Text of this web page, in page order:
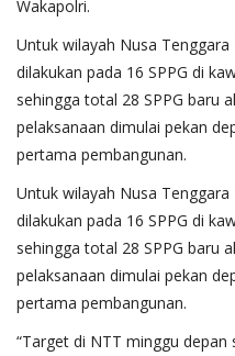
Wakapolri.
Untuk wilayah Nusa
dilakukan pada 16 SPPG di
sehingga total 28 SPPG baru
pelaksanaan dimulai pekan
pertama pembangunan.
Untuk wilayah Nusa
dilakukan pada 16 SPPG di
sehingga total 28 SPPG baru
pelaksanaan dimulai pekan
pertama pembangunan.
“Target di NTT minggu